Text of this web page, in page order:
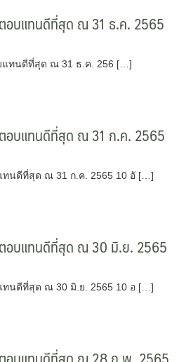
อบแทนดีที่สุด ณ 31 ธ.ค. 2565
แทนดีที่สุด ณ 31 ธ.ค. 256 […]
อบแทนดีที่สุด ณ 31 ก.ค. 2565
ทนดีที่สุด ณ 31 ก.ค. 2565 10 อั […]
อบแทนดีที่สุด ณ 30 มิ.ย. 2565
ทนดีที่สุด ณ 30 มิ.ย. 2565 10 อ […]